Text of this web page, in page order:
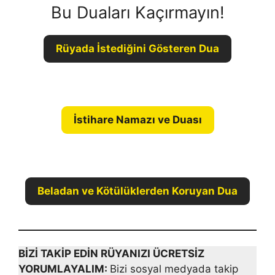
Bu Duaları Kaçırmayın!
Rüyada İstediğini Gösteren Dua
İstihare Namazı ve Duası
Beladan ve Kötülüklerden Koruyan Dua
BİZİ TAKİP EDİN RÜYANIZI ÜCRETSİZ
YORUMLAYALIM: Bizi sosyal medyada takip